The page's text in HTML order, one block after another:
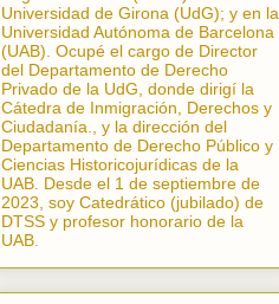
Universidad de Girona (UdG); y en la
Universidad Autónoma de Barcelona
(UAB). Ocupé el cargo de Director
del Departamento de Derecho
Privado de la UdG, donde dirigí la
Cátedra de Inmigración, Derechos y
Ciudadanía.
, y la dirección del
Departamento de Derecho Público y
Ciencias Historicojurídicas de la
UAB. Desde el 1 de septiembre de
2023, soy Catedrático (jubilado) de
DTSS y profesor honorario de la
UAB.